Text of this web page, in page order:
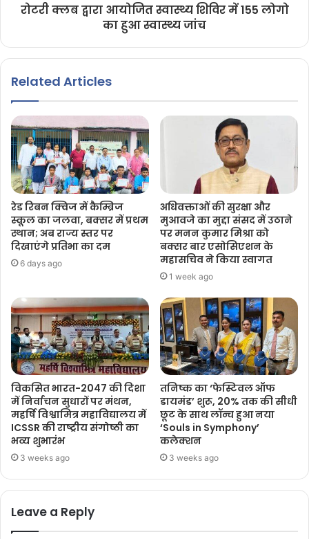
रोटरी क्लब द्वारा आयोजित स्वास्थ्य शिविर में 155 लोगो
का हुआ स्वास्थ्य जांच
Related Articles
रेड रिबन क्विज में कैम्ब्रिज
स्कूल का जलवा, बक्सर में प्रथम
स्थान; अब राज्य स्तर पर
दिखाएंगे प्रतिभा का दम
6 days ago
अधिवक्ताओं की सुरक्षा और
मुआवजे का मुद्दा संसद में उठाने
पर मनन कुमार मिश्रा को
बक्सर बार एसोसिएशन के
महासचिव ने किया स्वागत
1 week ago
विकसित भारत-2047 की दिशा
में निर्वाचन सुधारों पर मंथन,
महर्षि विश्वामित्र महाविद्यालय में
ICSSR की राष्ट्रीय संगोष्ठी का
भव्य शुभारंभ
3 weeks ago
तनिष्क का ‘फेस्टिवल ऑफ
डायमंड’ शुरू, 20% तक की सीधी
छूट के साथ लॉन्च हुआ नया
‘Souls in Symphony’
कलेक्शन
3 weeks ago
Leave a Reply